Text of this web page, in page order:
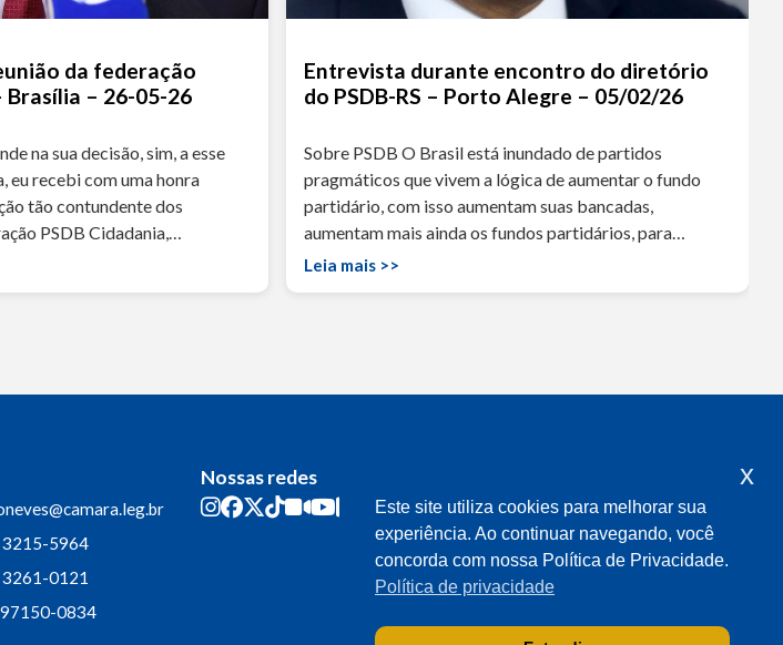
da federação
Brasília – 26-05-26
na sua decisão, sim, a esse
eu recebi com uma honra
tão contundente dos
PSDB Cidadania,…
Entrevista durante encontro do diretório
do PSDB-RS – Porto Alegre – 05/02/26
Sobre PSDB O Brasil está inundado de partidos
pragmáticos que vivem a lógica de aumentar o fundo
partidário, com isso aumentam suas bancadas,
aumentam mais ainda os fundos partidários, para…
Leia mais >>
3215-5964
3261-0121
0834
Nossas redes
Este site utiliza cookies para melhorar sua
experiência. Ao continuar navegando, você
concorda com nossa Política de Privacidade.
Política de privacidade
x